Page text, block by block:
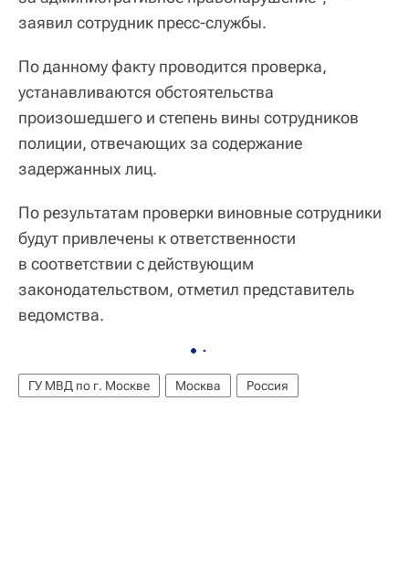
заявил сотрудник пресс-службы.
По данному факту проводится проверка,
устанавливаются обстоятельства
произошедшего и степень вины сотрудников
полиции, отвечающих за содержание
задержанных лиц.
По результатам проверки виновные сотрудники
будут привлечены к ответственности
в соответствии с действующим
законодательством, отметил представитель
ведомства.
ГУ МВД по г. Москве Москва Россия